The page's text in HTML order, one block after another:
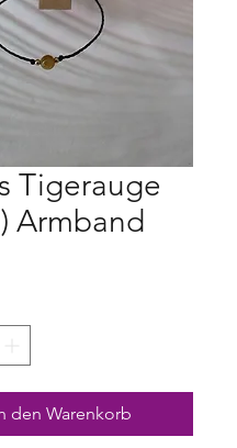
Tigerauge
Armband
den Warenkorb